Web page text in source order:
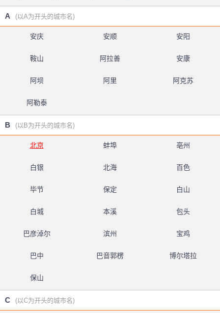
A (以A为开头的城市名)
安庆 安顺 安阳
鞍山 阿拉善 安康
阿坝 阿里 阿克苏
阿勒泰
B (以B为开头的城市名)
北京 蚌埠 亳州
白银 北海 百色
毕节 保定 白山
白城 本溪 包头
巴彦淖尔 滨州 宝鸡
巴中 巴音郭楞 博尔塔拉
保山
C (以C为开头的城市名)